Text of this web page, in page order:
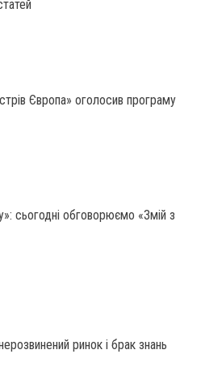
Європа» оголосив програму
сьогодні обговорюємо «Змій з
ринок і брак знань